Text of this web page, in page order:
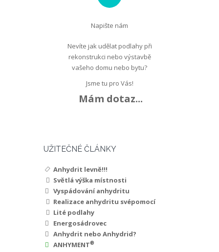
Napište nám
Nevíte jak udělat podlahy při
rekonstrukci nebo výstavbě
vašeho domu nebo bytu?
Jsme tu pro Vás!
Mám dotaz...
UŽITEČNÉ ČLÁNKY
Anhydrit levně!!!
Světlá výška místnosti
Vyspádování anhydritu
Realizace anhydritu svépomocí
Lité podlahy
Energosádrovec
Anhydrit nebo Anhydrid?
ANHYMENT®